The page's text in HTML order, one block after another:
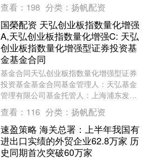
况。有人感叹：“看那....
查看： 198 分类： 扬帆配资
国榮配资 天弘创业板指数量化增强
A,天弘创业板指数量化增强C: 天弘
创业板指数量化增强型证券投资基
金基金合同
基金合同天弘创业板指数量化增强型证券
投资基金基金合同基金管理人：天弘基金
管理有限公司基金托管人：上海浦东发展
银行股份有限公司基金合同基金合同第一
部分前言一、订立....
查看： 116 分类： 扬帆配资
速盈策略 海关总署：上半年我国有
进出口实绩的外贸企业62.8万家 历
史同期首次突破60万家